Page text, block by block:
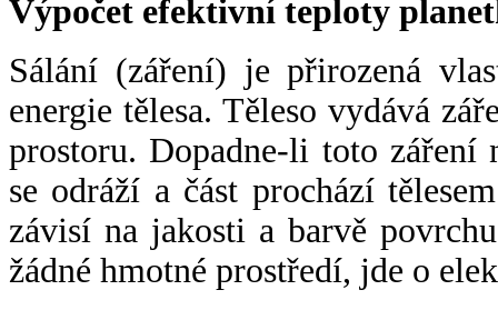
Výpočet efektivní teploty
Sálání (záření) je přirozená
energie tělesa. Těleso vydává
prostoru. Dopadne-li toto záření
se odráží a část prochází
závisí na jakosti a barvě
žádné hmotné prostředí, jde o